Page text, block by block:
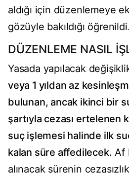
aldığı için düzenlemeye
gözüyle bakıldığı öğrenildi.
DÜZENLEME NASIL
Yasada yapılacak
veya 1 yıldan az
bulunan, ancak ikinci bir
şartıyla cezası ertelenen
suç işlemesi halinde ilk
kalan süre affedilecek. Af
alınacak sürenin cezasızlık